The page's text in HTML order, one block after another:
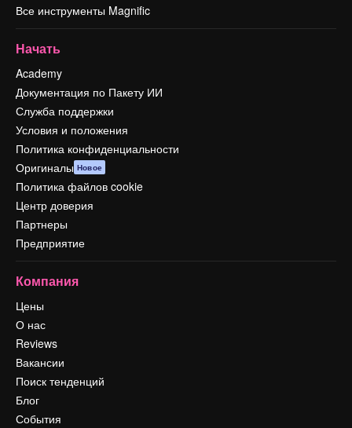
Все инструменты Magnific
Начать
Academy
Документация по Пакету ИИ
Служба поддержки
Условия и положения
Политика конфиденциальности
Оригиналы Новое
Политика файлов cookie
Центр доверия
Партнеры
Предприятие
Компания
Цены
О нас
Reviews
Вакансии
Поиск тенденций
Блог
События